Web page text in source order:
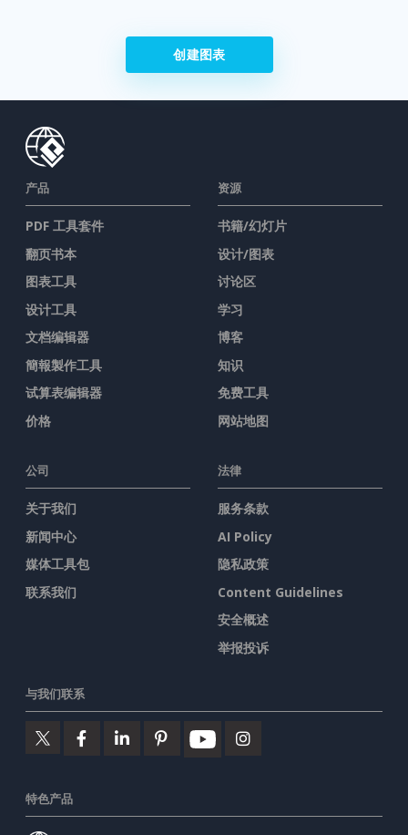
创建图表
产品
PDF 工具套件
翻页书本
图表工具
设计工具
文档编辑器
簡報製作工具
试算表编辑器
价格
资源
书籍/幻灯片
设计/图表
讨论区
学习
博客
知识
免费工具
网站地图
公司
关于我们
新闻中心
媒体工具包
联系我们
法律
服务条款
AI Policy
隐私政策
Content Guidelines
安全概述
举报投诉
与我们联系
特色产品